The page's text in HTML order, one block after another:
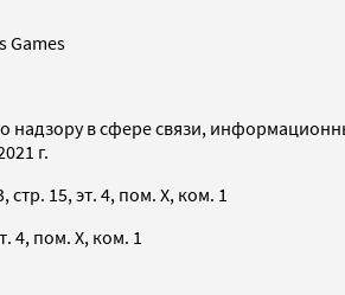
Games
надзору в сфере связи,
г.
15, эт. 4, пом. X, ком. 1
4, пом. X, ком. 1